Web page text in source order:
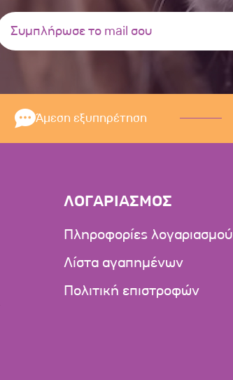
Άμεση εξυπηρέτηση
ΛΟΓΑΡΙΑΣΜΟΣ
Πληροφορίες λογαριασμού
Λίστα αγαπημένων
Πολιτική επιστροφών